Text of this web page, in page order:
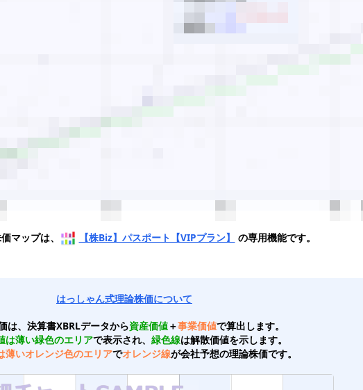
マップは、 【株Biz】パスポート【VIPプラン】 の専用機能です。
はっしゃん式理論株価について
は、決算書XBRLデータから資産価値＋事業価値で算出します。
は薄い緑色のエリアで表示され、 緑色線は解散価値を示します。
薄いオレンジ色のエリアでオレンジ線が会社予想の理論株価です。